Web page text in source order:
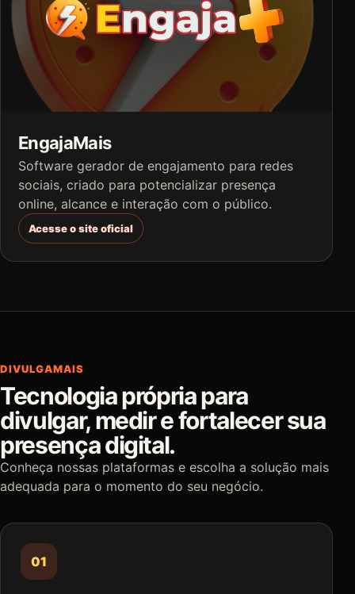
EngajaMais
Software gerador de engajamento para redes
sociais, criado para potencializar presença
online, alcance e interação com o público.
Acesse o site oficial
DIVULGAMAIS
Tecnologia própria para
divulgar, medir e fortalecer sua
presença digital.
Conheça nossas plataformas e escolha a solução mais
adequada para o momento do seu negócio.
01